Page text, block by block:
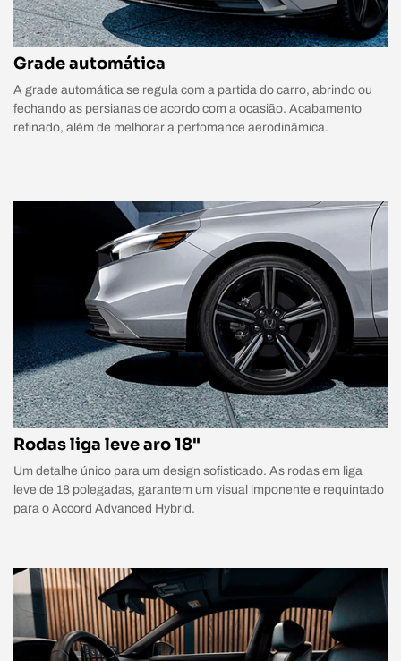
Grade automática
A grade automática se regula com a partida do carro, abrindo ou
fechando as persianas de acordo com a ocasião. Acabamento
refinado, além de melhorar a perfomance aerodinâmica.
Rodas liga leve aro 18"
Um detalhe único para um design sofisticado. As rodas em liga
leve de 18 polegadas, garantem um visual imponente e requintado
para o Accord Advanced Hybrid.